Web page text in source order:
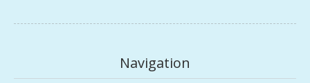
Navigation